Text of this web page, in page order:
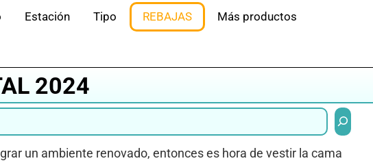
Estación Tipo REBAJAS Más productos
2024
Buscar
un ambiente renovado, entonces es hora de vestir la cama